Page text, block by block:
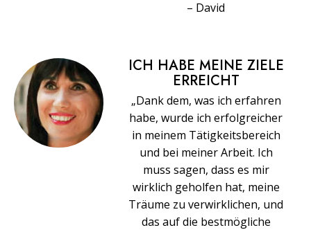
– David
ICH HABE MEINE ZIELE
ERREICHT
„Dank dem, was ich erfahren
habe, wurde ich erfolgreicher
in meinem Tätigkeitsbereich
und bei meiner Arbeit. Ich
muss sagen, dass es mir
wirklich geholfen hat, meine
Träume zu verwirklichen, und
das auf die bestmögliche